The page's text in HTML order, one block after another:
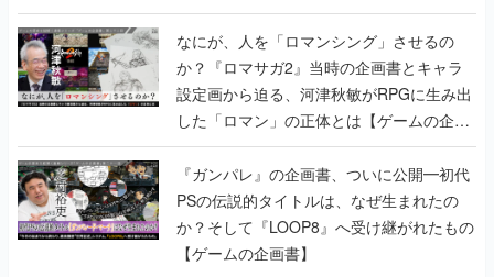
書】
なにが、人を「ロマンシング」させるの
か？『ロマサガ2』当時の企画書とキャラ
設定画から迫る、河津秋敏がRPGに生み出
した「ロマン」の正体とは【ゲームの企画
書】
『ガンパレ』の企画書、ついに公開━初代
PSの伝説的タイトルは、なぜ生まれたの
か？そして『LOOP8』へ受け継がれたもの
【ゲームの企画書】